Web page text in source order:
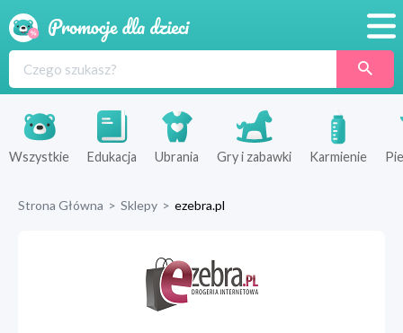
Produkty
Sklepy
Wszystkie Edukacja Ubrania Gry i zabawki Karmienie
Strona Główna > Sklepy > ezebra.pl